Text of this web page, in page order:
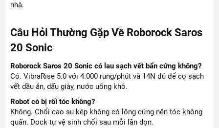
nhà.
Câu Hỏi Thường Gặp Về Roborock Saros
20 Sonic
Roborock Saros 20 Sonic có lau sạch vết bẩn cứng không?
Có. VibraRise 5.0 với 4.000 rung/phút và 14N đủ để cọ sạch
vết dầu ăn, dấu giày, nước uống khô.
Robot có bị rối tóc không?
Không. Chổi cao su kép không có lông cứng nên tóc không
quấn. Dock tự vệ sinh chổi sau mỗi lần dọn.